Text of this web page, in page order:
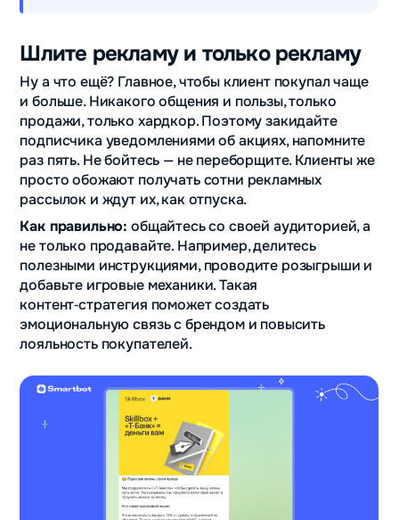
Шлите рекламу и только рекламу
Ну а что ещё? Главное, чтобы клиент покупал чаще
и больше. Никакого общения и пользы, только
продажи, только хардкор. Поэтому закидайте
подписчика уведомлениями об акциях, напомните
раз пять. Не бойтесь — не переборщите. Клиенты же
просто обожают получать сотни рекламных
рассылок и ждут их, как отпуска.
Как правильно: общайтесь со своей аудиторией, а
не только продавайте. Например, делитесь
полезными инструкциями, проводите розыгрыши и
добавьте игровые механики. Такая
контент‑стратегия поможет создать
эмоциональную связь с брендом и повысить
лояльность покупателей.